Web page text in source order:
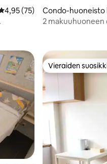
arvio 4,95/5,
4,95 (75)
Condo-huoneisto
sa Cidadap
2
Vieraiden
Vieraiden